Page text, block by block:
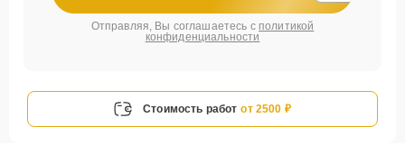
Отправляя, Вы соглашаетесь с политикой
конфиденциальности
Стоимость работ от 2500 ₽